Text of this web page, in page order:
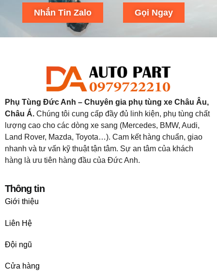
Nhắn Tin Zalo Gọi Ngay
Phụ Tùng Đức Anh – Chuyên gia phụ tùng xe Châu Âu,
Châu Á. Chúng tôi cung cấp đầy đủ linh kiện, phụ tùng chất
lượng cao cho các dòng xe sang (Mercedes, BMW, Audi,
Land Rover, Mazda, Toyota…). Cam kết hàng chuẩn, giao
nhanh và tư vấn kỹ thuật tận tâm. Sự an tâm của khách
hàng là ưu tiên hàng đầu của Đức Anh.
Thông tin
Giới thiệu
Liên Hệ
Đội ngũ
Cửa hàng